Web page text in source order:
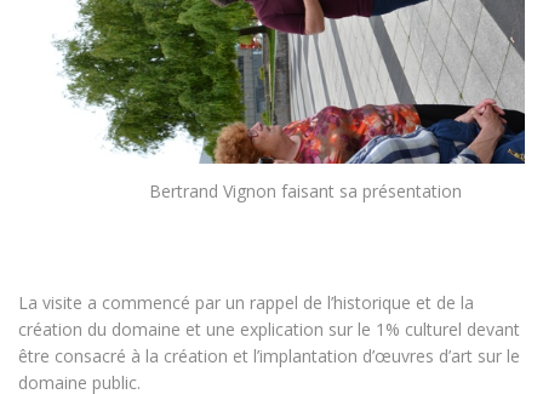
Bertrand Vignon faisant sa présentation
La visite a commencé par un rappel de l’historique et de la
création du domaine et une explication sur le 1% culturel devant
être consacré à la création et l’implantation d’œuvres d’art sur le
domaine public.